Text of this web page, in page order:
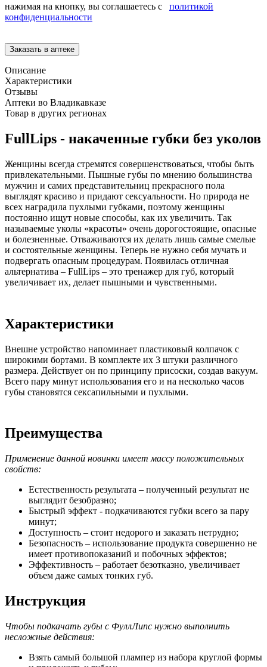
нажимая на кнопку, вы соглашаетесь с политикой
конфиденциальности
Описание
Характеристики
Отзывы
Аптеки во Владикавказе
Товар в других регионах
FullLips - накаченные губки без уколов
Женщины всегда стремятся совершенствоваться, чтобы быть
привлекательными. Пышные губы по мнению большинства
мужчин и самих представительниц прекрасного пола
выглядят красиво и придают сексуальности. Но природа не
всех наградила пухлыми губками, поэтому женщины
постоянно ищут новые способы, как их увеличить. Так
называемые уколы «красоты» очень дорогостоящие, опасные
и болезненные. Отваживаются их делать лишь самые смелые
и состоятельные женщины. Теперь не нужно себя мучать и
подвергать опасным процедурам. Появилась отличная
альтернатива – FullLips – это тренажер для губ, который
увеличивает их, делает пышными и чувственными.
Характеристики
Внешне устройство напоминает пластиковый колпачок с
широкими бортами. В комплекте их 3 штуки различного
размера. Действует он по принципу присоски, создав вакуум.
Всего пару минут использования его и на несколько часов
губы становятся сексапильными и пухлыми.
Преимущества
Применение данной новинки имеет массу положительных
свойств:
Естественность результата – полученный результат не
выглядит безобразно;
Быстрый эффект - подкачиваются губки всего за пару
минут;
Доступность – стоит недорого и заказать нетрудно;
Безопасность – использование продукта совершенно не
имеет противопоказаний и побочных эффектов;
Эффективность – работает безотказно, увеличивает
объем даже самых тонких губ.
Инструкция
Чтобы подкачать губы с ФуллЛипс нужно выполнить
несложные действия:
Взять самый большой плампер из набора круглой формы